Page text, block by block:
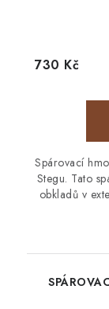
730 Kč
Spárovací
Stegu. Tato
obkladů v